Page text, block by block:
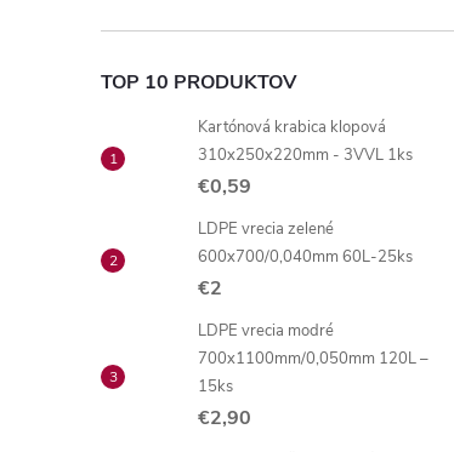
TOP 10 PRODUKTOV
Kartónová krabica klopová
310x250x220mm - 3VVL 1ks
€0,59
LDPE vrecia zelené
600x700/0,040mm 60L-25ks
€2
LDPE vrecia modré
700x1100mm/0,050mm 120L –
15ks
€2,90